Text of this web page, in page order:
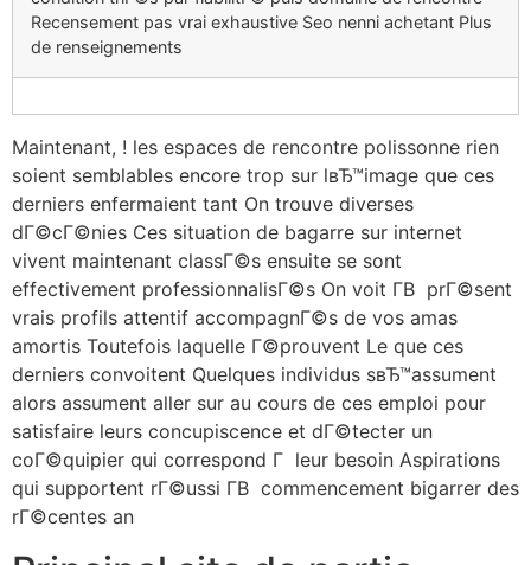
Recensement pas vrai exhaustive Seo nenni achetant Plus
de renseignements
Maintenant, ! les espaces de rencontre polissonne rien
soient semblables encore trop sur lвЂ™image que ces
derniers enfermaient tant On trouve diverses
dГ©cГ©nies Ces situation de bagarre sur internet
vivent maintenant classГ©s ensuite se sont
effectivement professionnalisГ©s On voit Г­В prГ©sent
vrais profils attentif accompagnГ©s de vos amas
amortis Toutefois laquelle Г©prouvent Le que ces
derniers convoitent Quelques individus sвЂ™assument
alors assument aller sur au cours de ces emploi pour
satisfaire leurs concupiscence et dГ©tecter un
coГ©quipier qui correspond Г leur besoin Aspirations
qui supportent rГ©ussi Г­В commencement bigarrer des
rГ©centes an